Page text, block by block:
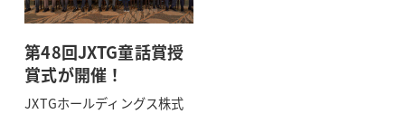
第48回JXTG童話賞授
賞式が開催！
JXTGホールディングス株式